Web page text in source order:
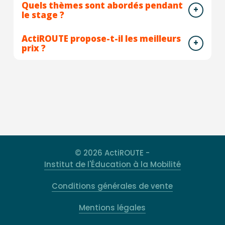
Quels thèmes sont abordés pendant
le stage ?
ActiROUTE propose-t-il les meilleurs
prix ?
© 2026 ActiROUTE -
Institut de l'Éducation à la Mobilité
Conditions générales de vente
Mentions légales